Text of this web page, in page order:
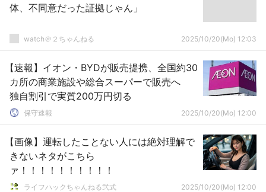
体、不同意だった証拠じゃん」
watch＠２ちゃんねる 2025/10/20(Mo) 12:03
【速報】イオン・BYDが販売提携、全国約30
カ所の商業施設や総合スーパーで販売へ
独自割引で実質200万円切る
保守速報 2025/10/20(Mo) 12:00
【画像】運転したことない人には絶対理解で
きないネタがこちら
ァ！！！！！！！！！！
ライフハックちゃんねる弐式 2025/10/20(Mo) 12:00